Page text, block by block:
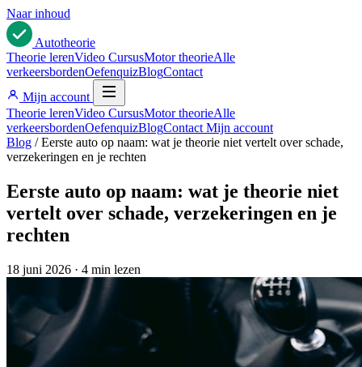
Naar inhoud
Autotheorie
Theorie lerenVideo CursusMotor theorieAlle
verkeersbordenOefenquizBlogContact
Mijn account
Theorie lerenVideo CursusMotor theorieAlle
verkeersbordenOefenquizBlogContact Mijn account
Blog / Eerste auto op naam: wat je theorie niet vertelt over schade,
verzekeringen en je rechten
Eerste auto op naam: wat je theorie niet
vertelt over schade, verzekeringen en je
rechten
18 juni 2026 · 4 min lezen